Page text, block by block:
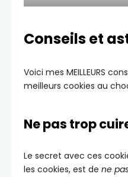
Conseils et
Voici mes MEILLEURS
meilleurs cookies au
Ne pas trop
Le secret avec ces
les cookies, est de ne